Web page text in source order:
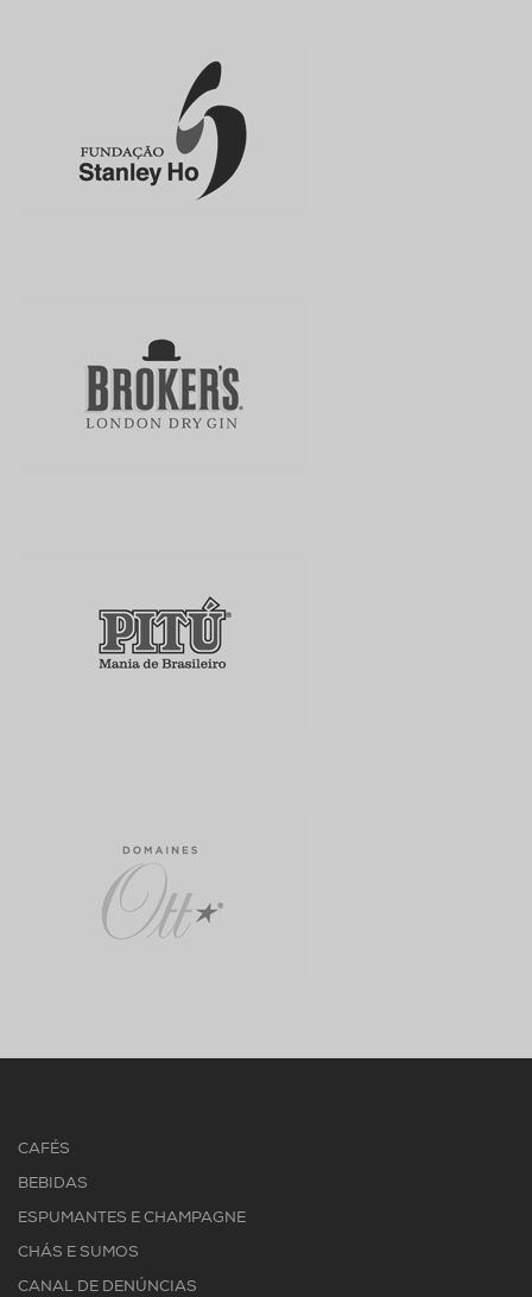
CAFÉS
BEBIDAS
ESPUMANTES E CHAMPAGNE
CHÁS E SUMOS
CANAL DE DENÚNCIAS